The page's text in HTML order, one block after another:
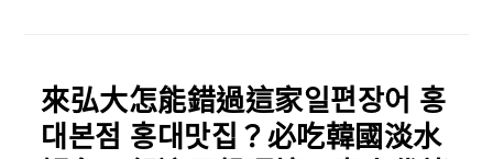
來弘大怎能錯過這家일편장어 홍
대본점 홍대맛집？必吃韓國淡水